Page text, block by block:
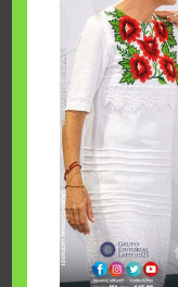
Fairmont Mayakoba
esfuerzos para hacer